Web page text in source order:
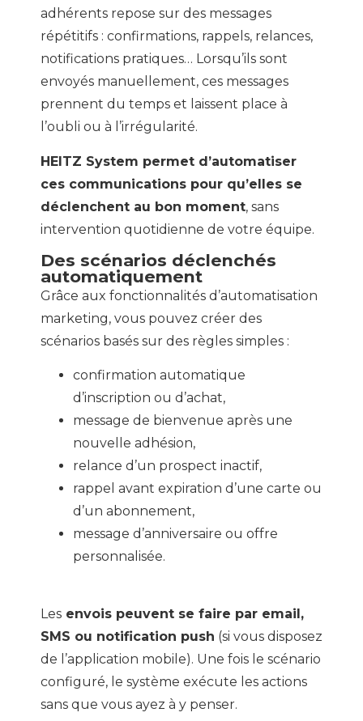
adhérents repose sur des messages
répétitifs : confirmations, rappels, relances,
notifications pratiques… Lorsqu’ils sont
envoyés manuellement, ces messages
prennent du temps et laissent place à
l’oubli ou à l’irrégularité.
HEITZ System permet d’automatiser
ces communications pour qu’elles se
déclenchent au bon moment, sans
intervention quotidienne de votre équipe.
Des scénarios déclenchés
automatiquement
Grâce aux fonctionnalités d’automatisation
marketing, vous pouvez créer des
scénarios basés sur des règles simples :
confirmation automatique
d’inscription ou d’achat,
message de bienvenue après une
nouvelle adhésion,
relance d’un prospect inactif,
rappel avant expiration d’une carte ou
d’un abonnement,
message d’anniversaire ou offre
personnalisée.
Les envois peuvent se faire par email,
SMS ou notification push (si vous disposez
de l’application mobile). Une fois le scénario
configuré, le système exécute les actions
sans que vous ayez à y penser.